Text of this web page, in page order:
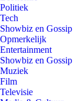
Politiek
Tech
Showbiz en Gossip
Opmerkelijk
Entertainment
Showbiz en Gossip
Muziek
Film
Televisie